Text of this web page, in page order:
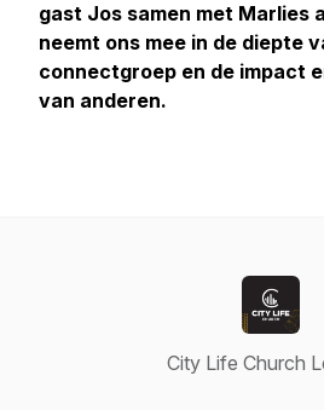
gast Jos samen met Marlies
neemt ons mee in de diepte
connectgroep en de impact
van anderen.
City Life Church